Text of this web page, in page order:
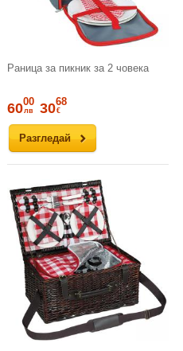
Раница за пикник за 2 човека
Разгледай
6000
лв 3068
€